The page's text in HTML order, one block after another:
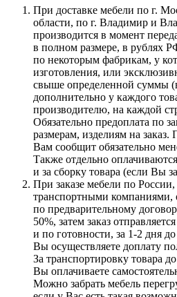
При доставке мебели по г.
области, по г. Владимир и
производится в момент
в полном размере, в рублях
по некоторым фабрикам, у
изготовления, или
свыше определенной суммы
дополнительно у каждого
производителю, на каждой
Обязательно предоплата по
размерам, изделиям на заказ.
Вам сообщит обязательно
Также отдельно
и за сборку товара (если Вы
При заказе мебели по России,
транспортными компаниями,
по предварительному
50%, затем заказ
и по готовности, за 1-2 дня
Вы осуществляете доплату
За транспортировку товара
Вы оплачиваете
Можно забрать мебель